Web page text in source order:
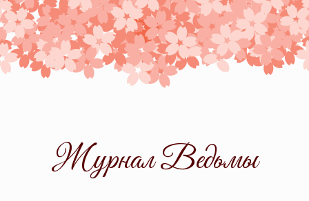
Skip
to
content
Журнал Ведьмы